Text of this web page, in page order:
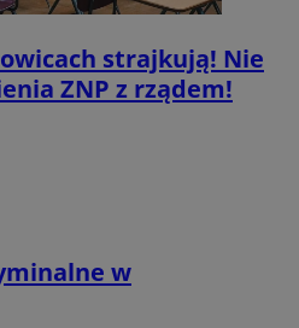
strajkują! Nie
ZNP z rządem!
w